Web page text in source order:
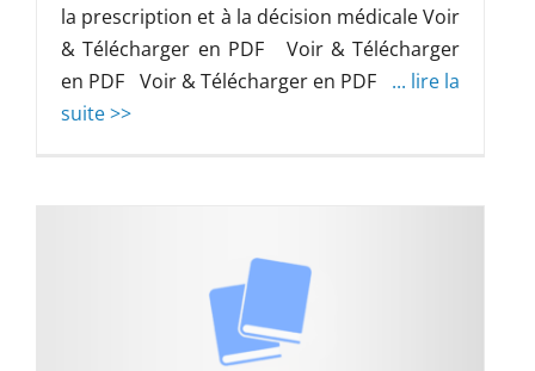
la prescription et à la décision médicale Voir
& Télécharger en PDF Voir & Télécharger
en PDF Voir & Télécharger en PDF ... lire la
suite >>